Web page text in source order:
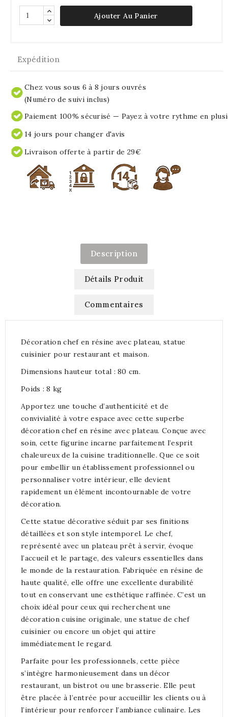
Ajouter Au Panier
Expédition
Chez vous sous 6 à 8 jours ouvrés
(Numéro de suivi inclus)
Paiement 100% sécurisé — Payez à votre rythme en
14 jours pour changer d'avis
Livraison offerte à partir de 29€
Description
Détails Produit
Commentaires
Décoration chef en résine avec plateau, statue
cuisinier pour restaurant et maison.
Dimensions hauteur total : 80 cm.
Poids : 8 kg
Apportez une touche d’authenticité et de
convivialité à votre espace avec cette superbe
décoration chef en résine avec plateau. Conçue avec
soin, cette figurine incarne parfaitement l’esprit
chaleureux de la cuisine traditionnelle. Que ce soit
pour embellir un établissement professionnel ou
personnaliser votre intérieur, elle devient
rapidement un élément incontournable de votre
décoration.
Cette statue décorative séduit par ses finitions
détaillées et son style intemporel. Le chef,
représenté avec un plateau prêt à servir, évoque
l’accueil et le partage, des valeurs essentielles dans
le monde de la restauration. Fabriquée en résine de
haute qualité, elle offre une excellente durabilité
tout en conservant une esthétique raffinée. C’est un
choix idéal pour ceux qui recherchent une
décoration cuisine originale, une statue de chef
cuisinier ou encore un objet qui attire
immédiatement le regard.
Parfaite pour les professionnels, cette pièce
s’intègre harmonieusement dans un décor
restaurant, un bistrot ou une brasserie. Elle peut
être placée à l’entrée pour accueillir les clients ou à
l’intérieur pour renforcer l’ambiance culinaire. Les